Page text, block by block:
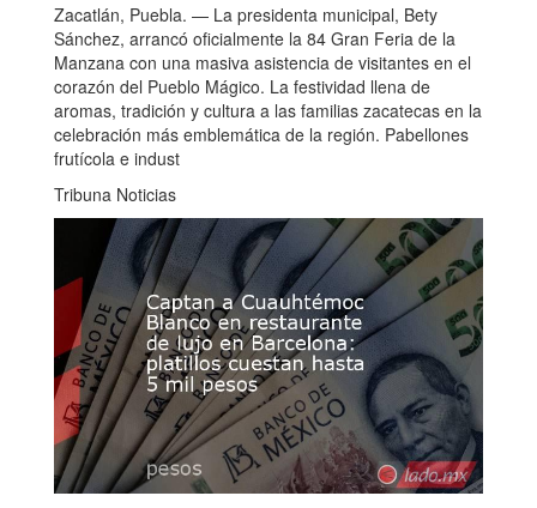
Zacatlán, Puebla. — La presidenta municipal, Bety
Sánchez, arrancó oficialmente la 84 Gran Feria de la
Manzana con una masiva asistencia de visitantes en el
corazón del Pueblo Mágico. La festividad llena de
aromas, tradición y cultura a las familias zacatecas en la
celebración más emblemática de la región. Pabellones
frutícola e indust
Tribuna Noticias